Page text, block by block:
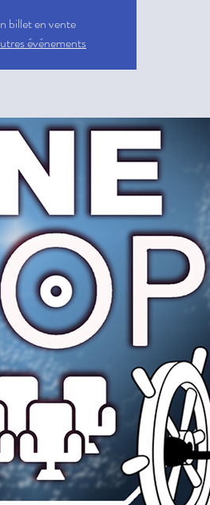
billet en vente
événements